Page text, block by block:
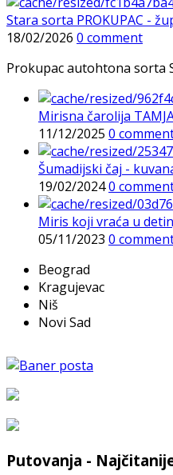
Stara sorta PROKUPAC -
18/02/2026 0 comment
Prokupac autohtona sorta
Mirisna čarolija
11/12/2025 0
Šumadijski čaj -
19/02/20240
Miris koji vraća u
05/11/2023 0
Beograd
Kragujevac
Niš
Novi Sad
Putovanja -